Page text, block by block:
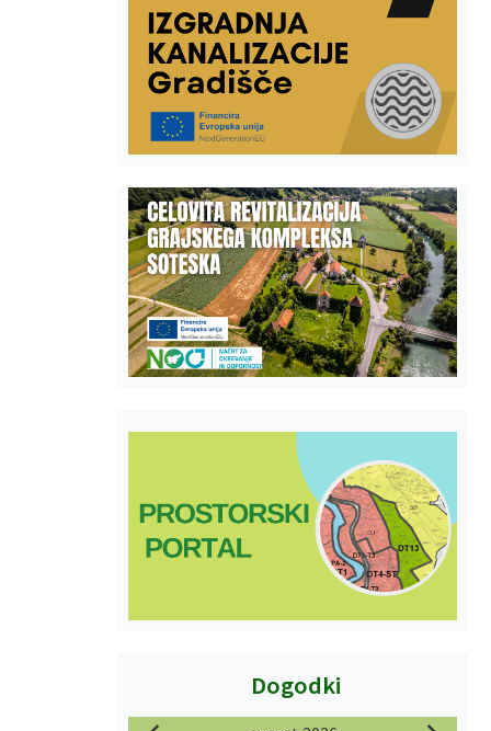
Dogodki